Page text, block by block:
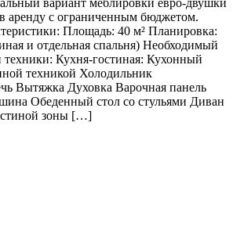
вариант меблировки евро-двушки
аренду с ограниченным бюджетом.
Площадь: 40 м² Планировка:
и отдельная спальня) Необходимый
Кухня-гостиная: Кухонный
техникой Холодильник
Вытяжка Духовка Варочная панель
Обеденный стол со стульями Диван
зоны […]